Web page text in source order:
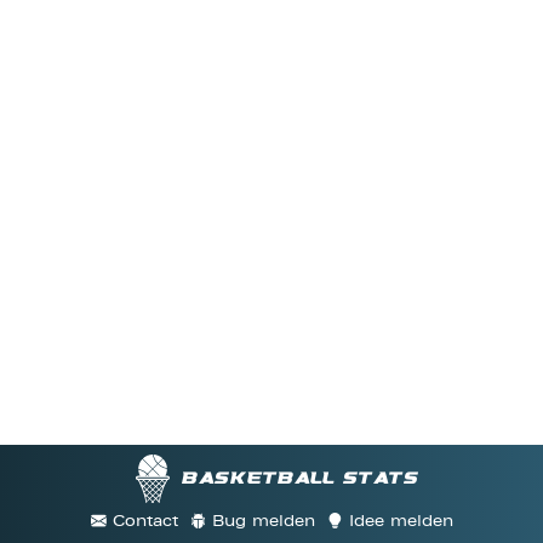
Basketball stats
Contact Bug melden Idee melden